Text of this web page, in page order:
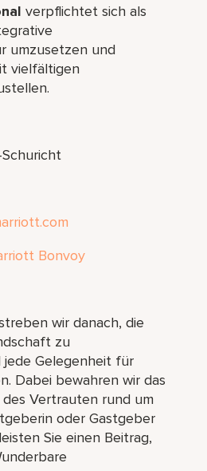
verpflichtet sich als
umzusetzen und
vielfältigen
Bonvoy
wir danach, die
zu
Gelegenheit für
Dabei bewahren wir das
Vertrauten rund um
oder Gastgeber
Sie einen Beitrag,